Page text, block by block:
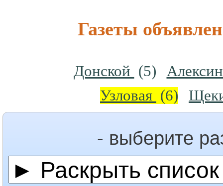
Газеты
Донской (5)
Узловая (6)
- выберите